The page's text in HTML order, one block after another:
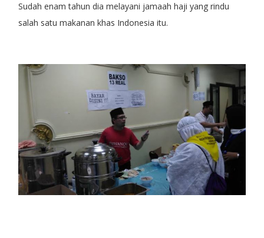
Sudah enam tahun dia melayani jamaah haji yang rindu
salah satu makanan khas Indonesia itu.